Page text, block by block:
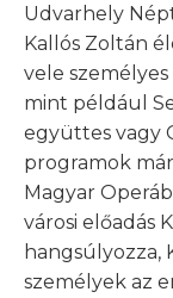
Udvarhely
Kallós Zoltán
vele
mint például
együttes vagy
programok
Magyar
városi előadás
hangsúlyozza,
személyek az